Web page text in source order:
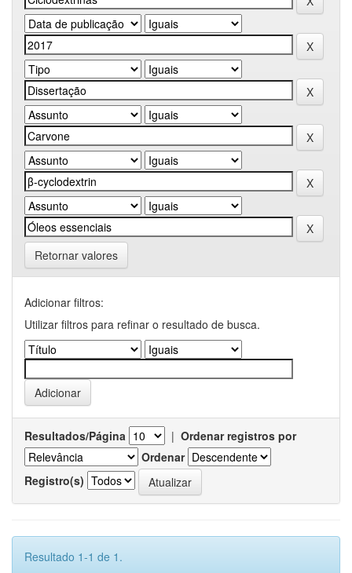
Retornar valores
Adicionar filtros:
Utilizar filtros para refinar o resultado de busca.
Resultados/Página | Ordenar registros por
Ordenar
Registro(s)
Resultado 1-1 de 1.